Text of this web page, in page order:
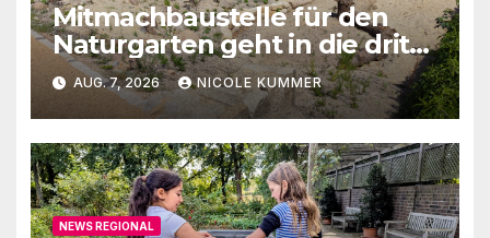
Mitmachbaustelle für den
Naturgarten geht in die dritte
Runde
AUG. 7, 2026 NICOLE KUMMER
NEWS REGIONAL